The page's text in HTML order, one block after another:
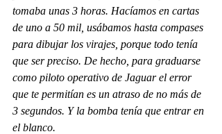
tomaba unas 3 horas. Hacíamos en cartas
de uno a 50 mil, usábamos hasta compases
para dibujar los virajes, porque todo tenía
que ser preciso. De hecho, para graduarse
como piloto operativo de Jaguar el error
que te permitían es un atraso de no más de
3 segundos. Y la bomba tenía que entrar en
el blanco.